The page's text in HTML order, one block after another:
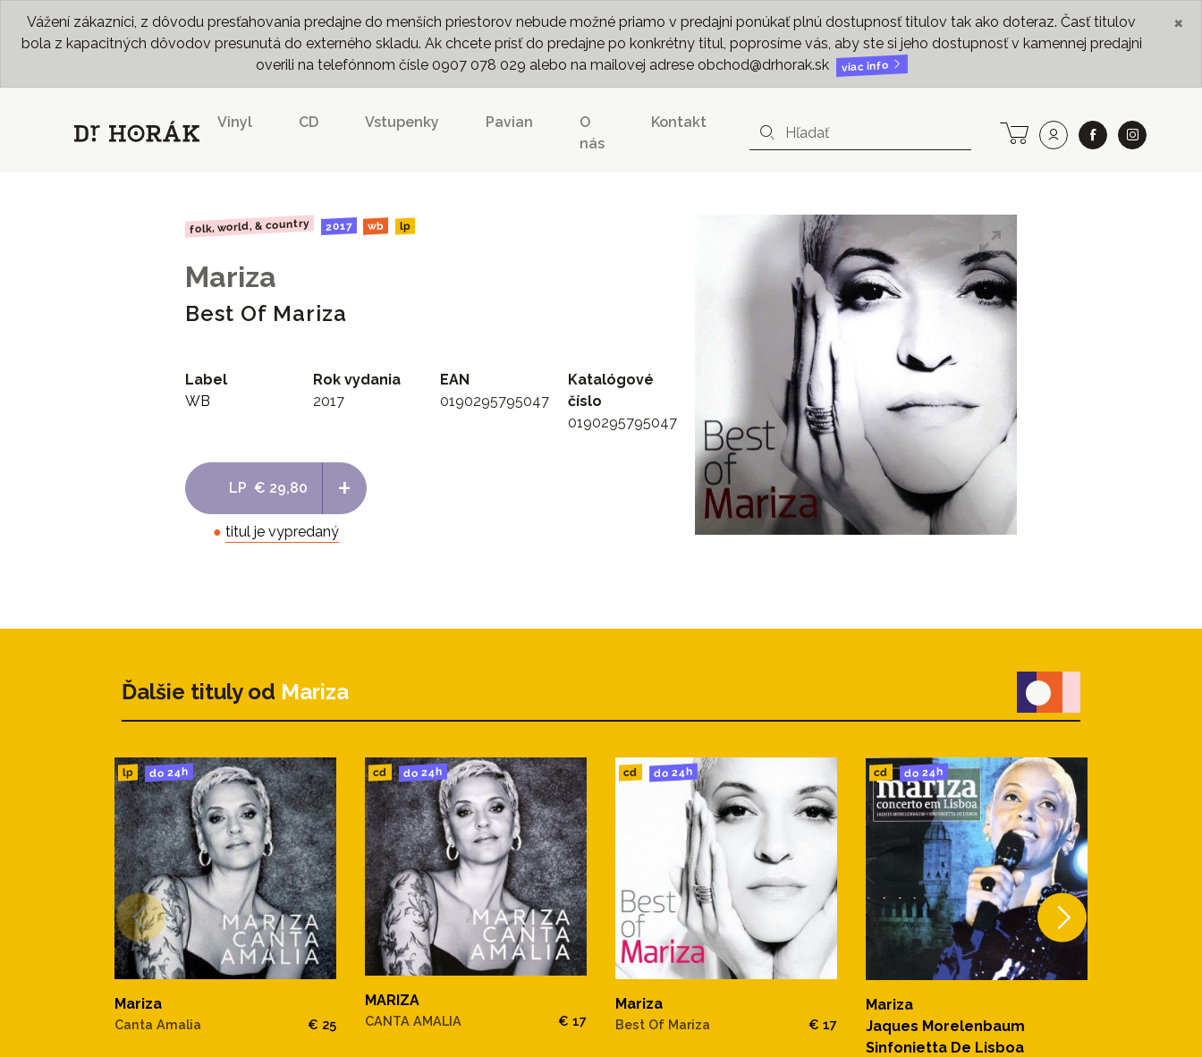
Vážení zákazníci, z dôvodu presťahovania predajne do menších priestorov nebude možné priamo v predajni ponúkať plnú dostupnosť titulov tak ako doteraz. Časť titulov
bola z kapacitných dôvodov presunutá do externého skladu. Ak chcete prísť do predajne po konkrétny titul, poprosíme vás, aby ste si jeho dostupnosť v kamennej predajni
overili na telefónnom čísle 0907 078 029 alebo na mailovej adrese obchod@drhorak.sk
viac info
×
Vinyl CD Vstupenky Pavian
O
nás
Kontakt
folk, world, & country 2017 wb lp
Mariza
Best Of Mariza
Label
WB
Rok vydania
2017
EAN
0190295795047
Katalógové
číslo
0190295795047
LP € 29,80 +
● titul je vypredaný
Ďalšie tituly od Mariza
lp do 24h
Mariza
Canta Amalia € 25
cd do 24h
MARIZA
CANTA AMALIA € 17
cd do 24h
Mariza
Best Of Mariza € 17
cd do 24h
Mariza
Jaques Morelenbaum
Sinfonietta De Lisboa